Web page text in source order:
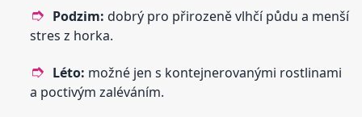
Podzim: dobrý pro přirozeně vlhčí půdu a menší
stres z horka.
Léto: možné jen s kontejnerovanými rostlinami
a poctivým zaléváním.